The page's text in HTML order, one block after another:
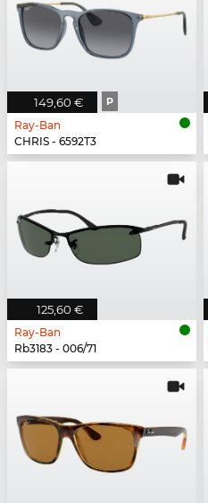
149,60 € P
Ray-Ban
CHRIS - 6592T3
125,60 €
Ray-Ban
Rb3183 - 006/71